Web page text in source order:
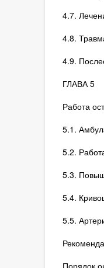
4.7.
4.8.
4.9.
ГЛАВА 5
Работа
5.1.
5.2.
5.3.
5.4.
5.5.
Порядок